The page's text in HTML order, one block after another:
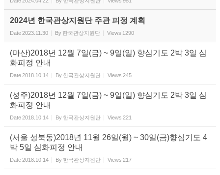
2024년 한국관상지원단 주관 피정 계획
Date2023.11.30 By 한국관상지원단 Views 1290
(마산)2018년 12월 7일(금) ~ 9일(일) 향심기도 2박 3일 심
화피정 안내
Date2018.10.14 By 한국관상지원단 Views 245
(성주)2018년 12월 7일(금) ~ 9일(일) 향심기도 2박 3일 심
화피정 안내
Date2018.10.14 By 한국관상지원단 Views 221
(서울 성북동)2018년 11월 26일(월) ~ 30일(금)향심기도 4
박 5일 심화피정 안내
Date2018.10.14 By 한국관상지원단 Views 217